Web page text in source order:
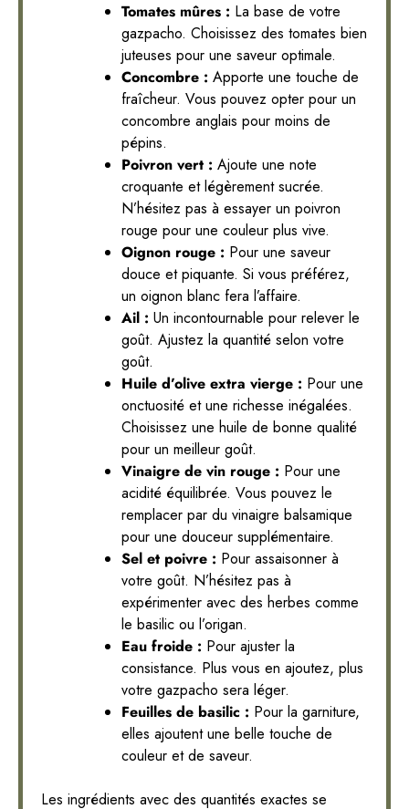
Tomates mûres : La base de votre
gazpacho. Choisissez des tomates bien
juteuses pour une saveur optimale.
Concombre : Apporte une touche de
fraîcheur. Vous pouvez opter pour un
concombre anglais pour moins de
pépins.
Poivron vert : Ajoute une note
croquante et légèrement sucrée.
N’hésitez pas à essayer un poivron
rouge pour une couleur plus vive.
Oignon rouge : Pour une saveur
douce et piquante. Si vous préférez,
un oignon blanc fera l’affaire.
Ail : Un incontournable pour relever le
goût. Ajustez la quantité selon votre
goût.
Huile d’olive extra vierge : Pour une
onctuosité et une richesse inégalées.
Choisissez une huile de bonne qualité
pour un meilleur goût.
Vinaigre de vin rouge : Pour une
acidité équilibrée. Vous pouvez le
remplacer par du vinaigre balsamique
pour une douceur supplémentaire.
Sel et poivre : Pour assaisonner à
votre goût. N’hésitez pas à
expérimenter avec des herbes comme
le basilic ou l’origan.
Eau froide : Pour ajuster la
consistance. Plus vous en ajoutez, plus
votre gazpacho sera léger.
Feuilles de basilic : Pour la garniture,
elles ajoutent une belle touche de
couleur et de saveur.
Les ingrédients avec des quantités exactes se